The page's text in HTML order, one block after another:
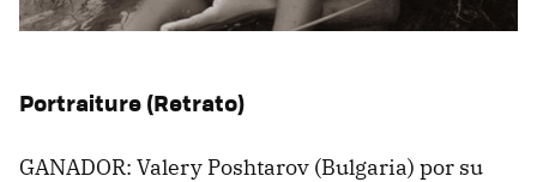
Portraiture (Retrato)
GANADOR: Valery Poshtarov (Bulgaria) por su